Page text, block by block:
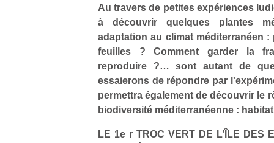
Au travers de petites expériences
à découvrir quelques plantes
adaptation au climat méditerranéen
feuilles ? Comment garder la
reproduire ?… sont autant de
essaierons de répondre par
permettra également de découvrir le
biodiversité méditerranéenne :
LE 1e r TROC VERT DE L’ÎLE DES